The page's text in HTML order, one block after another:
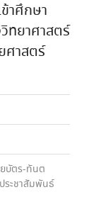
าศึกษา
ทยาศาสตร์
ศาสตร์
ยบัตร-ทันต
ระชาสัมพันธ์